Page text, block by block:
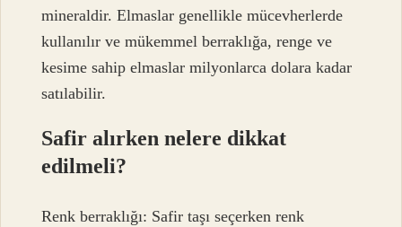
mineraldir. Elmaslar genellikle mücevherlerde
kullanılır ve mükemmel berraklığa, renge ve
kesime sahip elmaslar milyonlarca dolara kadar
satılabilir.
Safir alırken nelere dikkat
edilmeli?
Renk berraklığı: Safir taşı seçerken renk